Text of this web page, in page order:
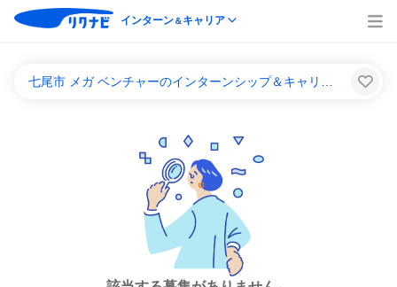
インターン＆キャリア